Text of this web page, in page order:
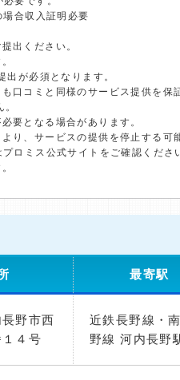
合収入証明必要
出ください。
が必須となります。
口コミと同様のサービス提供を保
要となる場合があります。
り、サービスの提供を停止する可
ロミス公式サイトをご確認くださ
最寄駅
野市西
４号
近鉄長野線・
野線 河内長野